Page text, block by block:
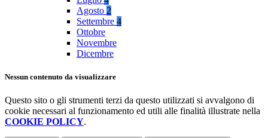
Agosto 2
Settembre 4
Ottobre
Novembre
Dicembre
Nessun contenuto da visualizzare
Questo sito o gli strumenti terzi da questo utilizzati si avvalgono di
cookie necessari al funzionamento ed utili alle finalità illustrate nella
COOKIE POLICY.